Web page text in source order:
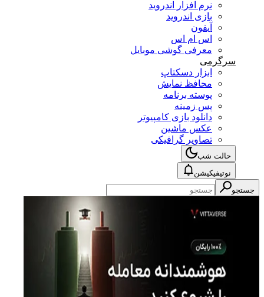
نرم افزار اندروید
بازی اندروید
آیفون
اس ام اس
معرفی گوشی موبایل
سرگرمی
ابزار دسکتاپ
محافظ نمایش
پوسته برنامه
پس زمینه
دانلود بازی کامپیوتر
عکس ماشین
تصاویر گرافیکی
حالت شب
نوتیفیکیشن
جستجو